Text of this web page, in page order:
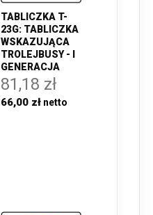
TABLICZKA T-
23G: TABLICZKA
WSKAZUJĄCA
TROLEJBUSY - I
GENERACJA
81,18 zł
66,00 zł